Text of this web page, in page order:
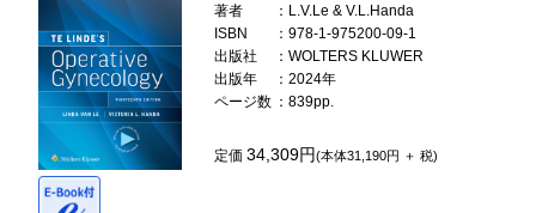
著者
：L.V.Le & V.L.Handa
ISBN
：978-1-975200-09-1
出版社
：WOLTERS KLUWER
出版年
：2024年
ページ数 ：839pp.
定価34,309円(本体31,190円 ＋ 税)